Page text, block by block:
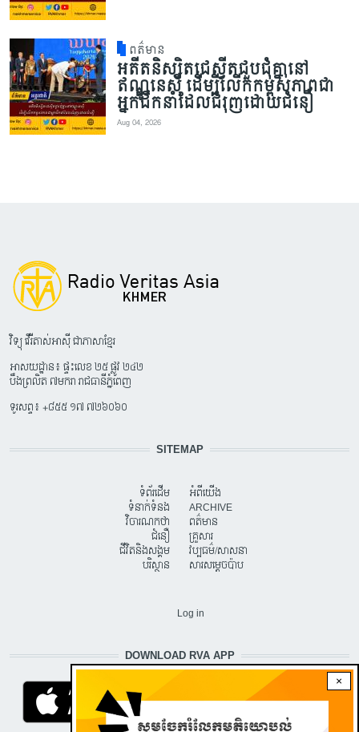
ពត៌មាន
អតីតនិស្សិតជេស្វីតជួបជុំគ្នានៅ
ឥណ្ឌូនេស៊ី ដើម្បីលើកកម្ពស់ភាពជា
អ្នកដឹកនាំដែលជំរុញដោយជំនឿ
Aug 04, 2026
×
វិទ្យុ វើរីតាស់អាស៊ី ជាភាសាខ្មែរ
អាសយដ្ឋាន៖ ផ្ទះលេខ ២៥ ផ្លូវ ២៤២
បឹងព្រលិត ៧មករា រាជធានីភ្នំពេញ
ទូរសព្ទ៖ +៨៥៥ ១៧ ៧២៦០៦០
SITEMAP
ទំព័រដើម
ទំនាក់ទំនង
វិចារណកថា
ជំនឿ
ជីវិតនិងសង្គម
បរិស្ថាន
អំពីយើង
ARCHIVE
ពត៌មាន
គ្រួសារ
វប្បធម៌/សាសនា
សារសម្តេចប៉ាប
Log in
DOWNLOAD RVA APP